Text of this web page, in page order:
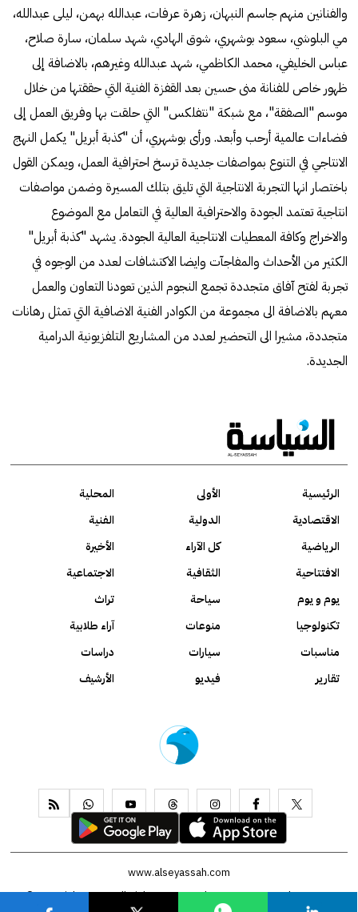
والفنانين منهم جاسم النبهان، زهرة عرفات، عبدالله بهمن، ليلى عبدالله،
مي البلوشي، سعود بوشهري، شوق الهادي، شهد سلمان، سارة صلاح،
عباس الخليفي، محمد الكاظمي، شهد عبدالله وغيرهم، بالاضافة إلى
ظهور خاص للفنانة منى حسين بعد القفزة الفنية التي حققتها من خلال
موسم "الصفقة"، مع شبكة "نتفلكس" التي حلقت بها وفريق العمل إلى
فضاءات عالمية أرحب وأبعد. ورأى بوشهري، أن "كذبة أبريل" يكمل النهج
الانتاجي في التنوع بمواصفات جديدة ترسخ احترافية العمل، ويمكن القول
باختصار انها التجربة الانتاجية التي تليق بتلك المسيرة وضمن مواصفات
انتاجية تعتمد الجودة والاحترافية العالية في التعامل مع الموضوع
والاخراج وكافة المعطيات الانتاجية العالية الجودة. يشهد "كذبة أبريل"
الكثير من الأحداث والمفاجآت وايضا الاكتشافات لعدد من الوجوه في
تجربة لفتح آفاق متجددة تجمع النجوم الذين تعودنا التعاون والعمل
معهم بالاضافة الى مجموعة من الكوادر الفنية الاضافية التي تمثل رهانات
متجددة، مشيرا الى التحضير لعدد من المشاريع التلفزيونية الدرامية
الجديدة.
الرئيسية الأولى
المحلية
الاقتصادية
الدولية
الفنية
الرياضية
كل الآراء
الأخيرة
الافتتاحية
الثقافية
الاجتماعية
يوم و يوم
سياحة
تراث
تكنولوجيا
منوعات
آراء طلابية
مناسبات
سيارات
دراسات
تقارير
فيديو الأرشيف
www.alseyassah.com
About us
Contact us
Copyright 2026, All Rights Reserved ©